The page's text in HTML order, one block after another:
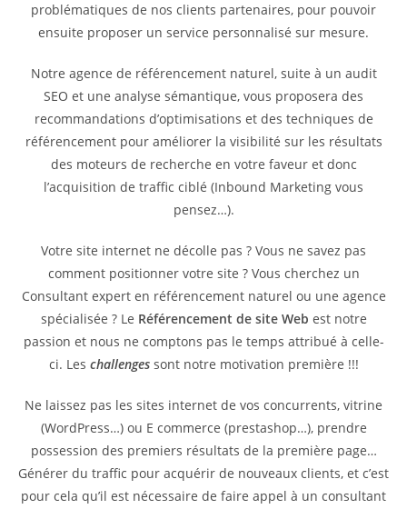
problématiques de nos clients partenaires, pour pouvoir
ensuite proposer un service personnalisé sur mesure.
Notre agence de référencement naturel, suite à un audit
SEO et une analyse sémantique, vous proposera des
recommandations d’optimisations et des techniques de
référencement pour améliorer la visibilité sur les résultats
des moteurs de recherche en votre faveur et donc
l’acquisition de traffic ciblé (Inbound Marketing vous
pensez…).
Votre site internet ne décolle pas ? Vous ne savez pas
comment positionner votre site ? Vous cherchez un
Consultant expert en référencement naturel ou une agence
spécialisée ? Le Référencement de site Web est notre
passion et nous ne comptons pas le temps attribué à celle-
ci. Les challengessont notre motivation première !!!
Ne laissez pas les sites internet de vos concurrents, vitrine
(WordPress…) ou E commerce (prestashop…), prendre
possession des premiers résultats de la première page…
Générer du traffic pour acquérir de nouveaux clients, et c’est
pour cela qu’il est nécessaire de faire appel à un consultant